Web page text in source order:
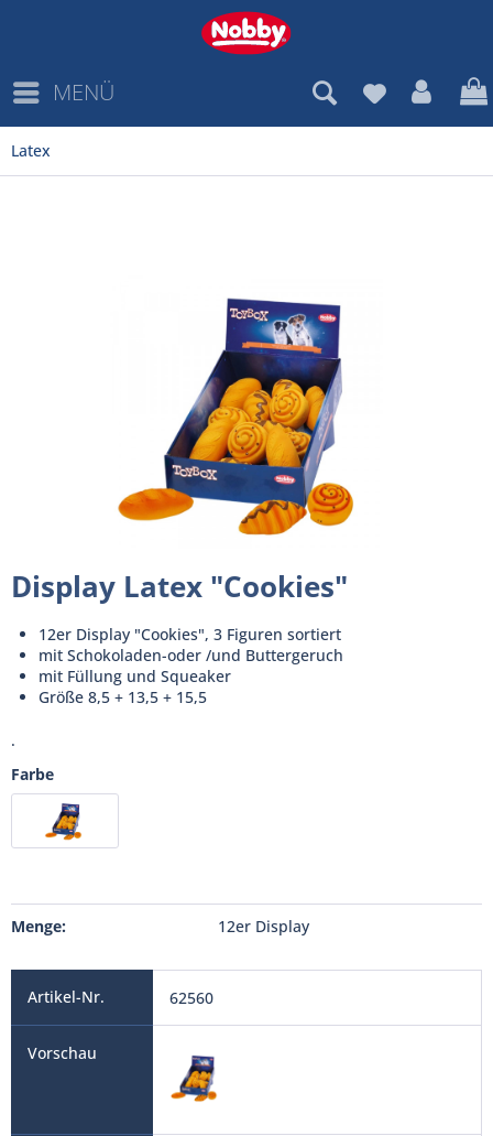
MENÜ
Latex
Display Latex "Cookies"
12er Display "Cookies", 3 Figuren sortiert
mit Schokoladen-oder /und Buttergeruch
mit Füllung und Squeaker
Größe 8,5 + 13,5 + 15,5
.
Farbe
Menge: 12er Display
62560